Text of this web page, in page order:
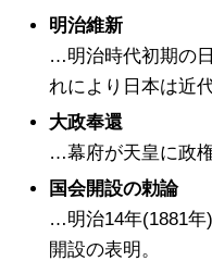
明治維新
…明治時代初期の
れにより日本は近
大政奉還
…幕府が天皇に政権
国会開設の勅論
…明治14年(1881年
開設の表明。